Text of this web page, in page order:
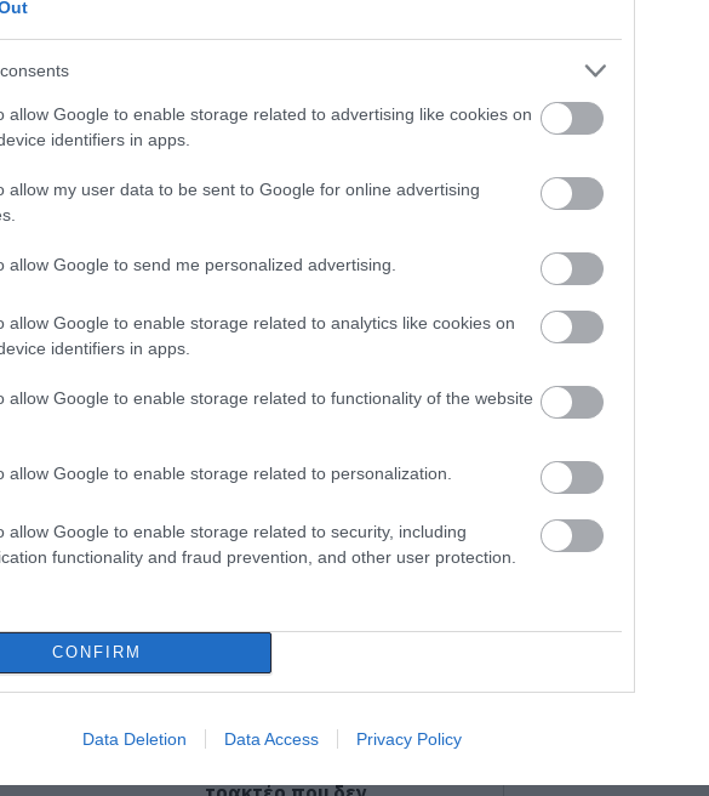
allow Google to enable storage related to advertising like cookies on
identifiers in apps.
allow my user data to be sent to Google for online advertising
allow Google to send me personalized advertising.
allow Google to enable storage related to analytics like cookies on
identifiers in apps.
allow Google to enable storage related to functionality of the website
allow Google to enable storage related to personalization.
allow Google to enable storage related to security, including
functionality and fraud prevention, and other user protection.
CONFIRM
Data Deletion Data Access Privacy Policy
χωρίς τις αισθήσεις του από τη
News
ΘΑΝΑΤΟΣ ΠΕΝΘΟΣ
μετά τη
Εύβοια: Γυναίκα έπεσε
θύμα διαδικτυακής
07.08.2026 | 18:20
Βαρύ πένθος για τον
εκπαιδευτικό από
την Εύβοια που
07.08.2026 | 18:00